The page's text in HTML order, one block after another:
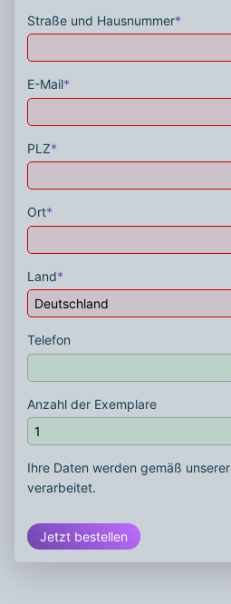
Straße und Hausnummer*
E-Mail*
PLZ*
Ort*
Land*
Telefon
Anzahl der Exemplare
Ihre Daten werden gemäß unserer
verarbeitet.
Jetzt bestellen